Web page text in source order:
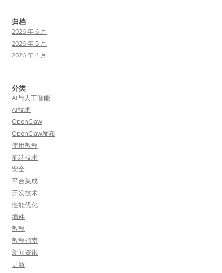
归档
2026 年 6 月
2026 年 5 月
2026 年 4 月
分类
AI与人工智能
AI技术
OpenClaw
OpenClaw发布
使用教程
前端技术
安全
平台集成
开发技术
性能优化
插件
教程
教程指南
新闻资讯
更新